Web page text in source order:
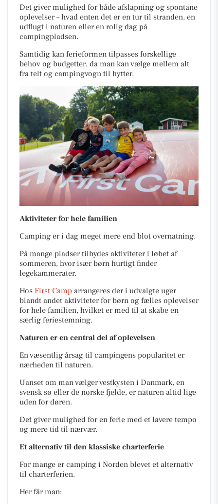
Det giver mulighed for både afslapning og spontane
oplevelser – hvad enten det er en tur til stranden, en
udflugt i naturen eller en rolig dag på
campingpladsen.
Samtidig kan ferieformen tilpasses forskellige
behov og budgetter, da man kan vælge mellem alt
fra telt og campingvogn til hytter.
Aktiviteter for hele familien
Camping er i dag meget mere end blot overnatning.
På mange pladser tilbydes aktiviteter i løbet af
sommeren, hvor især børn hurtigt finder
legekammerater.
Hos First Camp arrangeres der i udvalgte uger
blandt andet aktiviteter for børn og fælles oplevelser
for hele familien, hvilket er med til at skabe en
særlig feriestemning.
Naturen er en central del af oplevelsen
En væsentlig årsag til campingens popularitet er
nærheden til naturen.
Uanset om man vælger vestkysten i Danmark, en
svensk sø eller de norske fjelde, er naturen altid lige
uden for døren.
Det giver mulighed for en ferie med et lavere tempo
og mere tid til nærvær.
Et alternativ til den klassiske charterferie
For mange er camping i Norden blevet et alternativ
til charterferien.
Her får man: